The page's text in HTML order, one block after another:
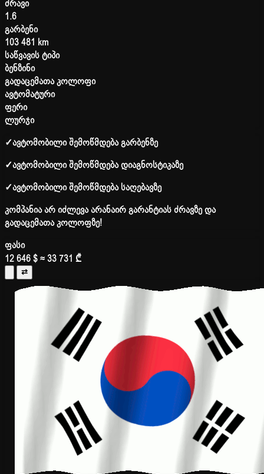
ძრავი
1.6
გარბენი
103 481 km
საწვავის ტიპი
ბენზინი
გადაცემათა კოლოფი
ავტომატური
ფერი
ლურჯი
✓ავტომობილი შემოწმდება გარბენზე
✓ავტომობილი შემოწმდება დიაგნოსტიკაზე
✓ავტომობილი შემოწმდება საღებავზე
კომპანია არ იძლევა არანაირ გარანტიას ძრავზე და
გადაცემათა კოლოფზე!
ფასი
12 646 $≈ 33 731 ₾
⇄